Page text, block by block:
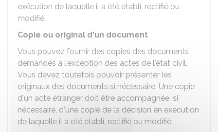
exécution de laquelle il a été établi, rectifié ou
modifié.
Copie ou original d'un document
Vous pouvez fournir des copies des documents
demandés à l'exception des actes de l'état civil.
Vous devez toutefois pouvoir présenter les
originaux des documents si nécessaire. Une copie
d'un acte étranger doit être accompagnée, si
nécessaire, d'une copie de la décision en exécution
de laquelle il a été établi, rectifié ou modifié.